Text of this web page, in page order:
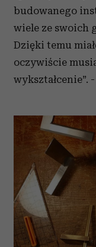
budowanego
wiele ze swoich
Dzięki temu
oczywiście
wykształcenie”.